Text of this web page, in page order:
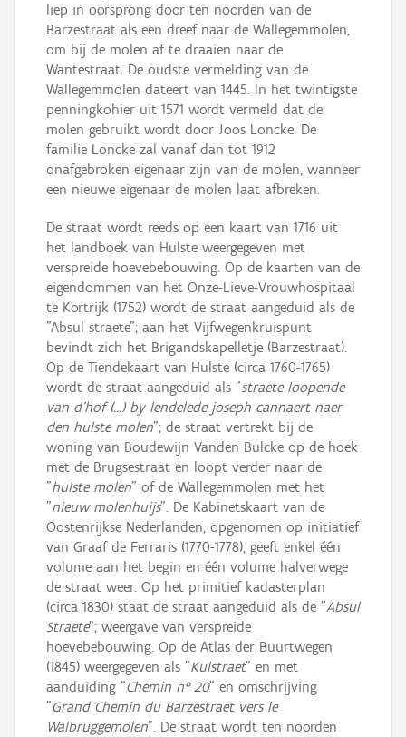
liep in oorsprong door ten noorden van de
Barzestraat als een dreef naar de Wallegemmolen,
om bij de molen af te draaien naar de
Wantestraat. De oudste vermelding van de
Wallegemmolen dateert van 1445. In het twintigste
penningkohier uit 1571 wordt vermeld dat de
molen gebruikt wordt door Joos Loncke. De
familie Loncke zal vanaf dan tot 1912
onafgebroken eigenaar zijn van de molen, wanneer
een nieuwe eigenaar de molen laat afbreken.
De straat wordt reeds op een kaart van 1716 uit
het landboek van Hulste weergegeven met
verspreide hoevebebouwing. Op de kaarten van de
eigendommen van het Onze-Lieve-Vrouwhospitaal
te Kortrijk (1752) wordt de straat aangeduid als de
"Absul straete"; aan het Vijfwegenkruispunt
bevindt zich het Brigandskapelletje (Barzestraat).
Op de Tiendekaart van Hulste (circa 1760-1765)
wordt de straat aangeduid als "straete loopende
van d'hof (...) by lendelede joseph cannaert naer
den hulste molen"; de straat vertrekt bij de
woning van Boudewijn Vanden Bulcke op de hoek
met de Brugsestraat en loopt verder naar de
"hulste molen" of de Wallegemmolen met het
"nieuw molenhuijs". De Kabinetskaart van de
Oostenrijkse Nederlanden, opgenomen op initiatief
van Graaf de Ferraris (1770-1778), geeft enkel één
volume aan het begin en één volume halverwege
de straat weer. Op het primitief kadasterplan
(circa 1830) staat de straat aangeduid als de "Absul
Straete"; weergave van verspreide
hoevebebouwing. Op de Atlas der Buurtwegen
(1845) weergegeven als "Kulstraet" en met
aanduiding "Chemin n° 20" en omschrijving
"Grand Chemin du Barzestraet vers le
Walbruggemolen". De straat wordt ten noorden